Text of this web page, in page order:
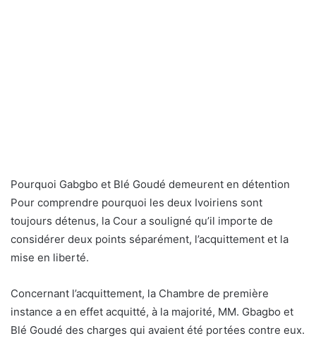
Pourquoi Gabgbo et Blé Goudé demeurent en détention
Pour comprendre pourquoi les deux Ivoiriens sont
toujours détenus, la Cour a souligné qu’il importe de
considérer deux points séparément, l’acquittement et la
mise en liberté.
Concernant l’acquittement, la Chambre de première
instance a en effet acquitté, à la majorité, MM. Gbagbo et
Blé Goudé des charges qui avaient été portées contre eux.